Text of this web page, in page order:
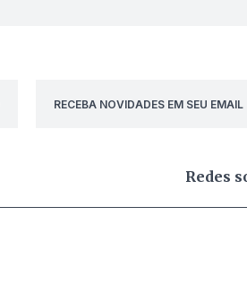
RECEBA NOVIDADES EM SEU EMAIL
Redes